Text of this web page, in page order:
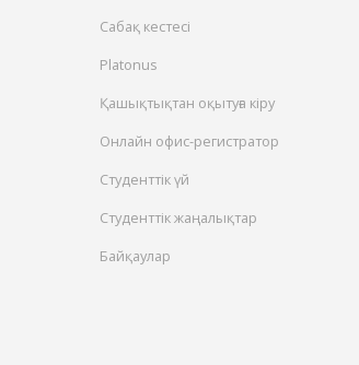
Сабақ кестесі
Platonus
Қашықтықтан оқытуға кіру
Онлайн офис-регистратор
Студенттік үй
Студенттік жаңалықтар
Байқаулар